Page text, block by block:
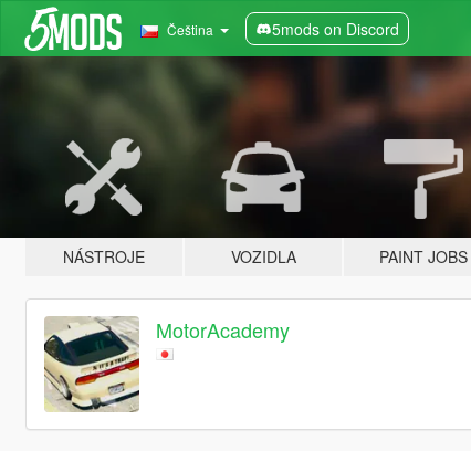
Čeština 5mods on Discord
NÁSTROJE VOZIDLA PAINT JOBS
MotorAcademy